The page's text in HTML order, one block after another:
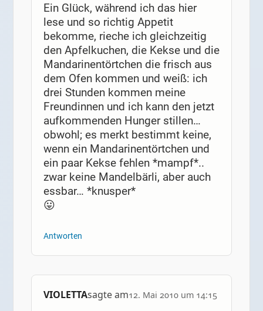
Ein Glück, während ich das hier
lese und so richtig Appetit
bekomme, rieche ich gleichzeitig
den Apfelkuchen, die Kekse und die
Mandarinentörtchen die frisch aus
dem Ofen kommen und weiß: ich
drei Stunden kommen meine
Freundinnen und ich kann den jetzt
aufkommenden Hunger stillen…
obwohl; es merkt bestimmt keine,
wenn ein Mandarinentörtchen und
ein paar Kekse fehlen *mampf*..
zwar keine Mandelbärli, aber auch
essbar… *knusper*
😛
Antworten
VIOLETTAsagte am12. Mai 2010 um 14:15